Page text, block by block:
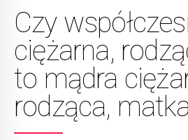
Czy
ciężarna,
to mądra
rodząca,